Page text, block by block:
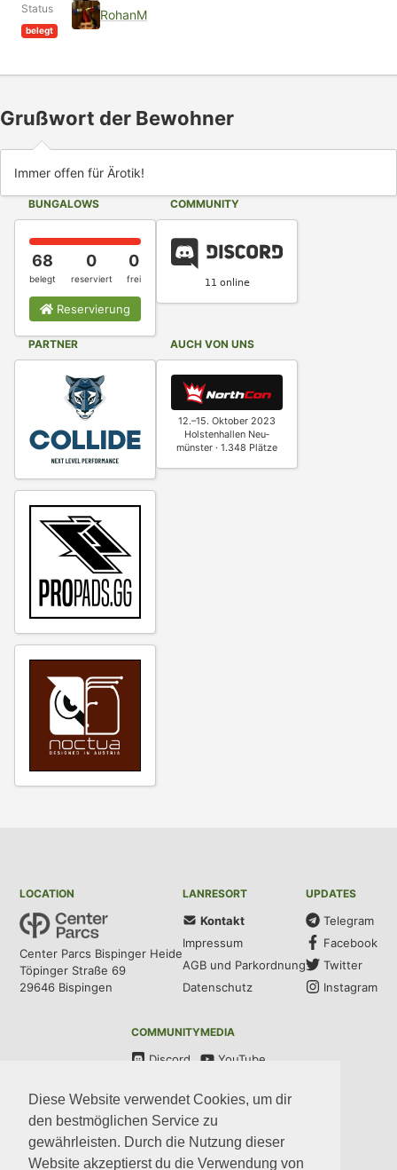
Diese Website verwendet Cookies, um dir
den bestmöglichen Service zu
gewährleisten. Durch die Nutzung dieser
Website akzeptierst du die Verwendung von
Status
belegt
RohanM
Grußwort der Bewohner
Immer offen für Ärotik!
BUNGALOWS
68
belegt
0
reserviert
0
frei
Reservierung
COMMUNITY
PARTNER AUCH VON UNS
12.–15. Oktober 2023
Holstenhallen Neu­
münster · 1.348 Plätze
LOCATION
Center Parcs Bispinger Heide
Töpinger Straße 69
29646 Bispingen
LANRESORT
Kontakt
Impressum
AGB und Parkordnung
Datenschutz
UPDATES
Telegram
Facebook
Twitter
Instagram
COMMUNITY
Discord
MEDIA
YouTube
CODE